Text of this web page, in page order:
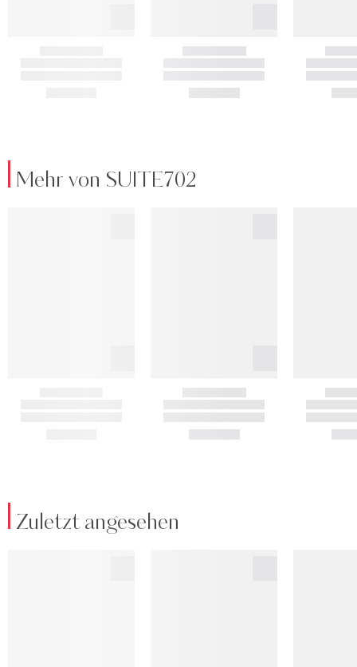
Mehr von SUITE702
Zuletzt angesehen